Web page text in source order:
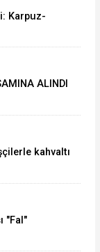
Karpuz-
ALINDI
kahvaltı
"Fal"